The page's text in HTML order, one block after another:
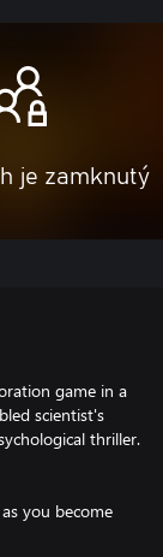
je zamknutý
game in a
scientist's
thriller.
you become